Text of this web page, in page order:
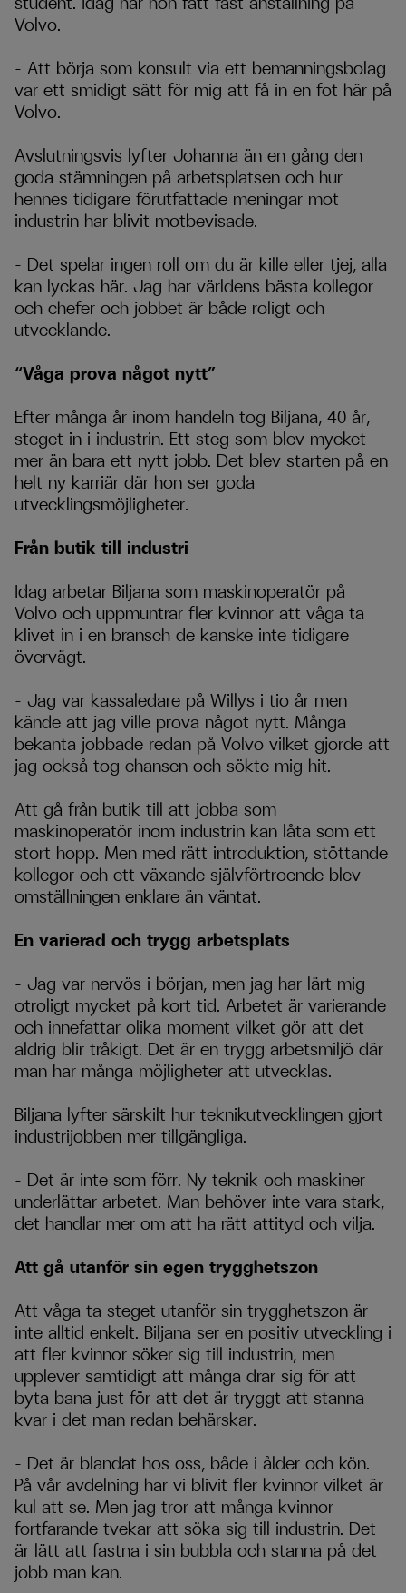
Volvo.
– Att börja som konsult via ett bemanningsbolag
var ett smidigt sätt för mig att få in en fot här på
Volvo.
Avslutningsvis lyfter Johanna än en gång den
goda stämningen på arbetsplatsen och hur
hennes tidigare förutfattade meningar mot
industrin har blivit motbevisade.
– Det spelar ingen roll om du är kille eller tjej, alla
kan lyckas här. Jag har världens bästa kollegor
och chefer och jobbet är både roligt och
utvecklande.
“Våga prova något nytt”
Efter många år inom handeln tog Biljana, 40 år,
steget in i industrin. Ett steg som blev mycket
mer än bara ett nytt jobb. Det blev starten på en
helt ny karriär där hon ser goda
utvecklingsmöjligheter.
Från butik till industri
Idag arbetar Biljana som maskinoperatör på
Volvo och uppmuntrar fler kvinnor att våga ta
klivet in i en bransch de kanske inte tidigare
övervägt.
– Jag var kassaledare på Willys i tio år men
kände att jag ville prova något nytt. Många
bekanta jobbade redan på Volvo vilket gjorde att
jag också tog chansen och sökte mig hit.
Att gå från butik till att jobba som
maskinoperatör inom industrin kan låta som ett
stort hopp. Men med rätt introduktion, stöttande
kollegor och ett växande självförtroende blev
omställningen enklare än väntat.
En varierad och trygg arbetsplats
– Jag var nervös i början, men jag har lärt mig
otroligt mycket på kort tid. Arbetet är varierande
och innefattar olika moment vilket gör att det
aldrig blir tråkigt. Det är en trygg arbetsmiljö där
man har många möjligheter att utvecklas.
Biljana lyfter särskilt hur teknikutvecklingen gjort
industrijobben mer tillgängliga.
– Det är inte som förr. Ny teknik och maskiner
underlättar arbetet. Man behöver inte vara stark,
det handlar mer om att ha rätt attityd och vilja.
Att gå utanför sin egen trygghetszon
Att våga ta steget utanför sin trygghetszon är
inte alltid enkelt. Biljana ser en positiv utveckling i
att fler kvinnor söker sig till industrin, men
upplever samtidigt att många drar sig för att
byta bana just för att det är tryggt att stanna
kvar i det man redan behärskar.
– Det är blandat hos oss, både i ålder och kön.
På vår avdelning har vi blivit fler kvinnor vilket är
kul att se. Men jag tror att många kvinnor
fortfarande tvekar att söka sig till industrin. Det
är lätt att fastna i sin bubbla och stanna på det
jobb man kan.